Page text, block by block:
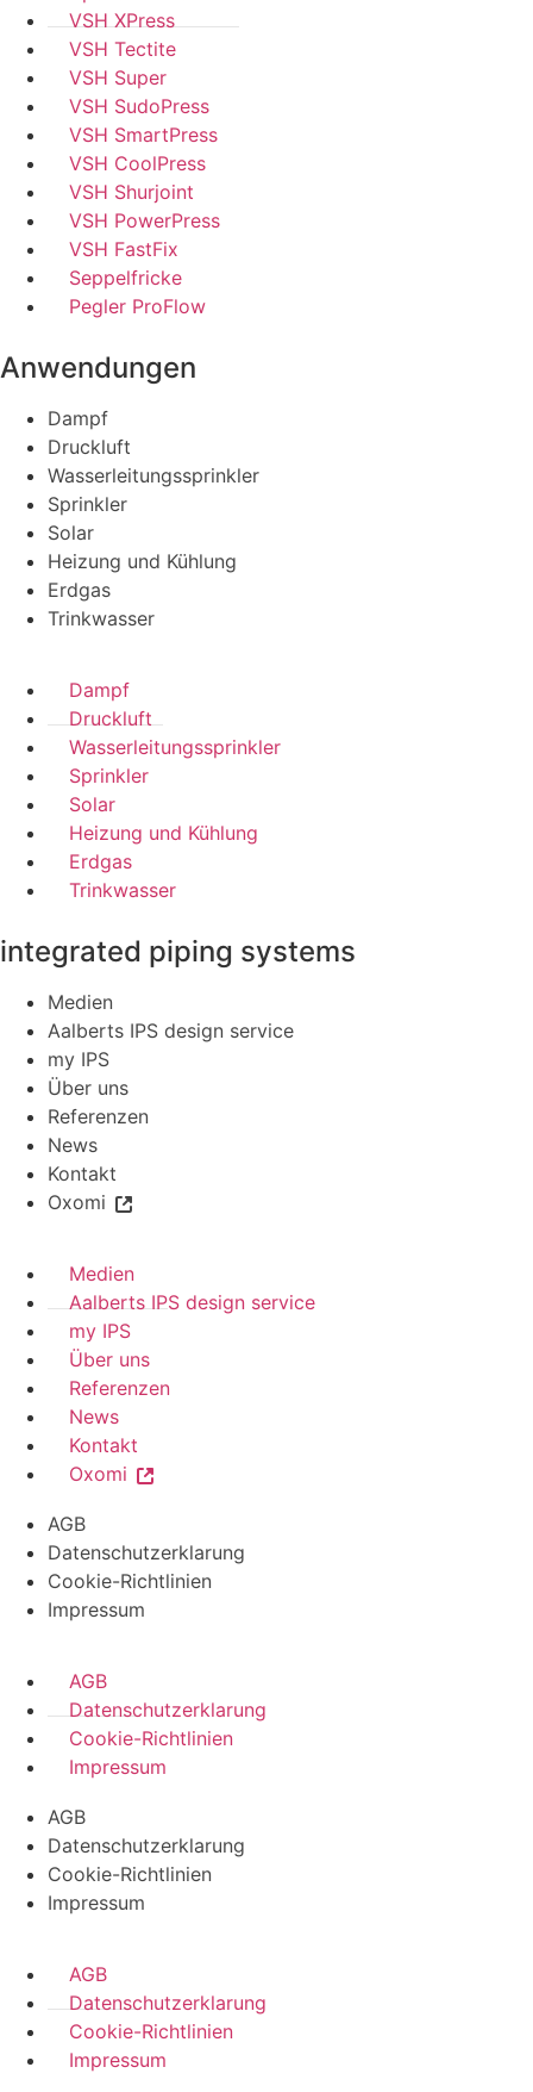
VSH XPress
VSH Tectite
VSH Super
VSH SudoPress
VSH SmartPress
VSH CoolPress
VSH Shurjoint
VSH PowerPress
VSH FastFix
Seppelfricke
Pegler ProFlow
Anwendungen
Dampf
Druckluft
Wasserleitungssprinkler
Sprinkler
Solar
Heizung und Kühlung
Erdgas
Trinkwasser
Dampf
Druckluft
Wasserleitungssprinkler
Sprinkler
Solar
Heizung und Kühlung
Erdgas
Trinkwasser
integrated piping systems
Medien
Aalberts IPS design service
my IPS
Über uns
Referenzen
News
Kontakt
Oxomi
Medien
Aalberts IPS design service
my IPS
Über uns
Referenzen
News
Kontakt
Oxomi
AGB
Datenschutzerklarung
Cookie-Richtlinien
Impressum
AGB
Datenschutzerklarung
Cookie-Richtlinien
Impressum
AGB
Datenschutzerklarung
Cookie-Richtlinien
Impressum
AGB
Datenschutzerklarung
Cookie-Richtlinien
Impressum